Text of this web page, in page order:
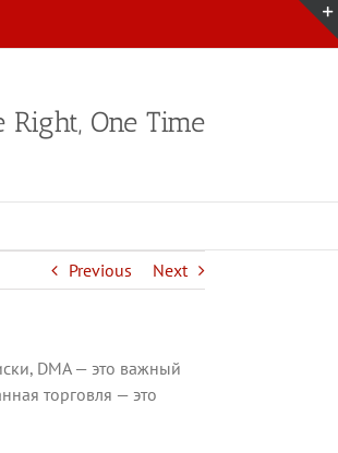
Right, One Time
Previous Next
DMA — это важный
торговля — это